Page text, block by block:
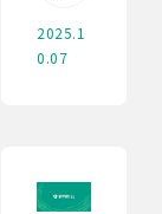
2025.1
0.07